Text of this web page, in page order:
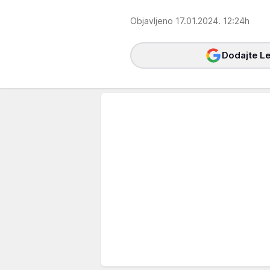
Objavljeno 17.01.2024. 12:24h
Dodajte